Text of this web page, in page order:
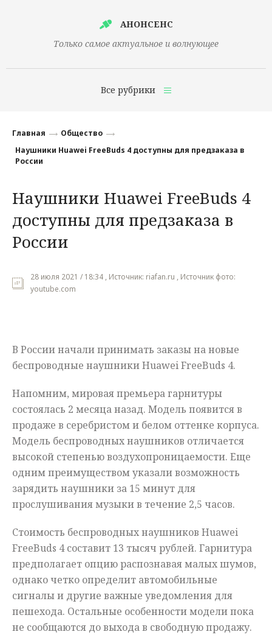
АНОНСЕНС
Только самое актуальное и волнующее
Все рубрики
Финансы
Наука
Культура
Общество
Мнения
Главная
Общество
Наушники Huawei FreeBuds 4 доступны для предзаказа в
России
Наушники Huawei FreeBuds 4
доступны для предзаказа в
России
28 июля 2021 / 18:34 , Источник: riafan.ru , Источник фото:
youtube.com
В России начали принимать заказы на новые
беспроводные наушники Huawei FreeBuds 4.
Напомним, мировая премьера гарнитуры
состоялась 2 месяца назад. Модель появится в
продаже в серебристом и белом оттенке корпуса.
Модель беспроводных наушников отличается
высокой степенью воздухопроницаемости. Еще
одним преимуществом указали возможность
зарядить наушники за 15 минут для
прослушивания музыки в течение 2,5 часов.
Стоимость беспроводных наушников Huawei
FreeBuds 4 составит 13 тысяч рублей. Гарнитура
предполагает опцию распознавая малых шумов,
однако четко определит автомобильные
сигналы и другие важные уведомления для
пешехода. Остальные особенности модели пока
не сообщаются до выхода в свободную продажу.